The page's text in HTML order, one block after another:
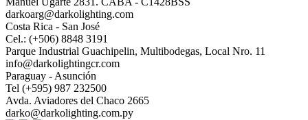
darkoarg@darkolighting.com
Costa Rica - San José
Cel.: (+506) 8848 3191
Parque Industrial Guachipelin, Multibodegas, Local Nro. 11
info@darkolightingcr.com
Paraguay - Asunción
Tel (+595) 987 232500
Avda. Aviadores del Chaco 2665
darko@darkolighting.com.py